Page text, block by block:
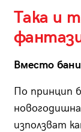
Така и
Вместо
По принцип
използват